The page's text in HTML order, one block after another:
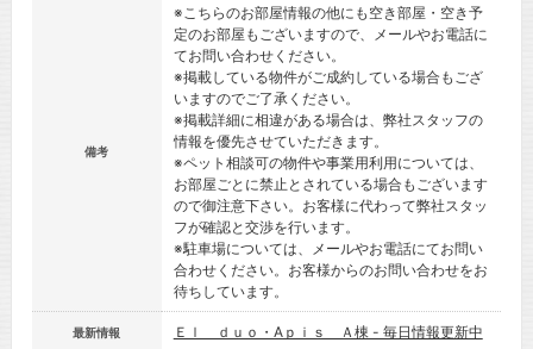
備考
※こちらのお部屋情報の他にも空き部屋・空き予
定のお部屋もございますので、メールやお電話に
てお問い合わせください。
※掲載している物件がご成約している場合もござ
いますのでご了承ください。
※掲載詳細に相違がある場合は、弊社スタッフの
情報を優先させていただきます。
※ペット相談可の物件や事業用利用については、
お部屋ごとに禁止とされている場合もございます
ので御注意下さい。お客様に代わって弊社スタッ
フが確認と交渉を行います。
※駐車場については、メールやお電話にてお問い
合わせください。お客様からのお問い合わせをお
待ちしています。
最新情報 Ｅｌ ｄｕｏ・Aｐｉｓ Ａ棟 - 毎日情報更新中